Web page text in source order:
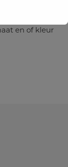
en of kleur